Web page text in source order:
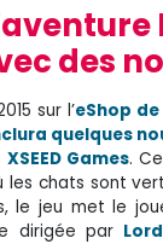
des
sur l’eShop de
quelques
XSEED Games.
les chats sont
le jeu met le
dirigée par